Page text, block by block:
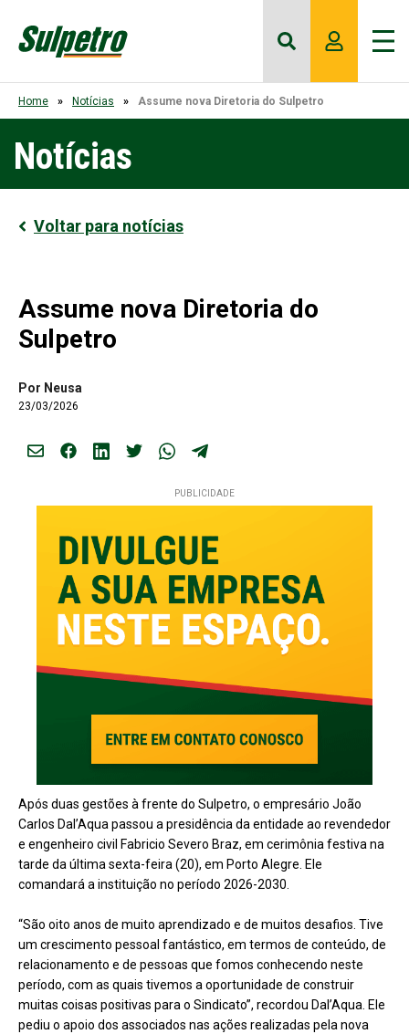
Home Notícias Assume nova Diretoria do Sulpetro
Notícias
Voltar para notícias
Assume nova Diretoria do
Sulpetro
Por Neusa
23/03/2026
PUBLICIDADE
Após duas gestões à frente do Sulpetro, o empresário João
Carlos Dal’Aqua passou a presidência da entidade ao revendedor
e engenheiro civil Fabricio Severo Braz, em cerimônia festiva na
tarde da última sexta-feira (20), em Porto Alegre. Ele
comandará a instituição no período 2026-2030.
“São oito anos de muito aprendizado e de muitos desafios. Tive
um crescimento pessoal fantástico, em termos de conteúdo, de
relacionamento e de pessoas que fomos conhecendo neste
período, com as quais tivemos a oportunidade de construir
muitas coisas positivas para o Sindicato”, recordou Dal’Aqua. Ele
pediu o apoio dos associados nas ações realizadas pela nova